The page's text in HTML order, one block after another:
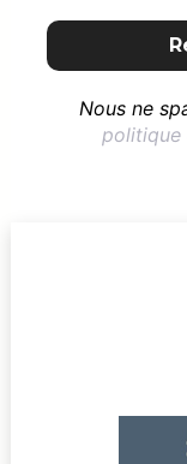
Nous ne
politique